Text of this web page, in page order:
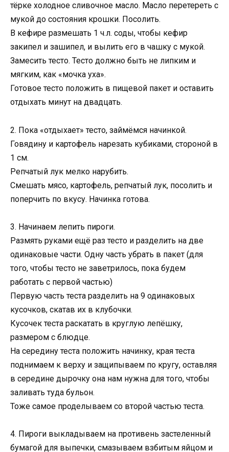
тёрке холодное сливочное масло. Масло перетереть с
мукой до состояния крошки. Посолить.
В кефире размешать 1 ч.л. соды, чтобы кефир
закипел и зашипел, и вылить его в чашку с мукой.
Замесить тесто. Тесто должно быть не липким и
мягким, как «мочка уха».
Готовое тесто положить в пищевой пакет и оставить
отдыхать минут на двадцать.
2. Пока «отдыхает» тесто, займёмся начинкой.
Говядину и картофель нарезать кубиками, стороной в
1 см.
Репчатый лук мелко нарубить.
Смешать мясо, картофель, репчатый лук, посолить и
поперчить по вкусу. Начинка готова.
3. Начинаем лепить пироги.
Размять руками ещё раз тесто и разделить на две
одинаковые части. Одну часть убрать в пакет (для
того, чтобы тесто не заветрилось, пока будем
работать с первой частью)
Первую часть теста разделить на 9 одинаковых
кусочков, скатав их в клубочки.
Кусочек теста раскатать в круглую лепёшку,
размером с блюдце.
На середину теста положить начинку, края теста
поднимаем к верху и защипываем по кругу, оставляя
в середине дырочку она нам нужна для того, чтобы
заливать туда бульон.
Тоже самое проделываем со второй частью теста.
4. Пироги выкладываем на противень застеленный
бумагой для выпечки, смазываем взбитым яйцом и